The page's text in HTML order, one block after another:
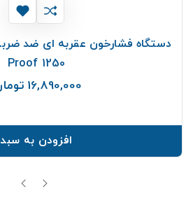
Proof 1250
16,890,000 تومان
افزودن به سبد